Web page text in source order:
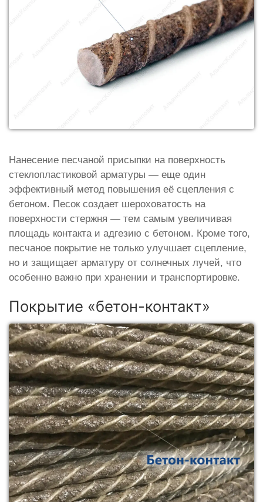
Нанесение песчаной присыпки на поверхность
стеклопластиковой арматуры — еще один
эффективный метод повышения её сцепления с
бетоном. Песок создает шероховатость на
поверхности стержня — тем самым увеличивая
площадь контакта и адгезию с бетоном. Кроме того,
песчаное покрытие не только улучшает сцепление,
но и защищает арматуру от солнечных лучей, что
особенно важно при хранении и транспортировке.
Покрытие «бетон-контакт»